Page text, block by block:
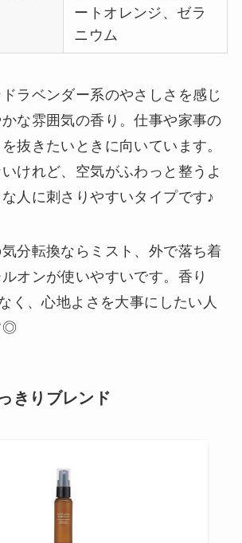
ートオレンジ、ゼラ
ニウム
ラベンダー系のやさしさを感じ
な雰囲気の香り。仕事や家事の
抜きたいときに向いています。
けれど、空気がふわっと整うよ
人に刺さりやすいタイプです♪
分転換ならミスト、外で落ち着
オンが使いやすいです。香り
く、心地よさを大事にしたい人
◎
きりブレンド